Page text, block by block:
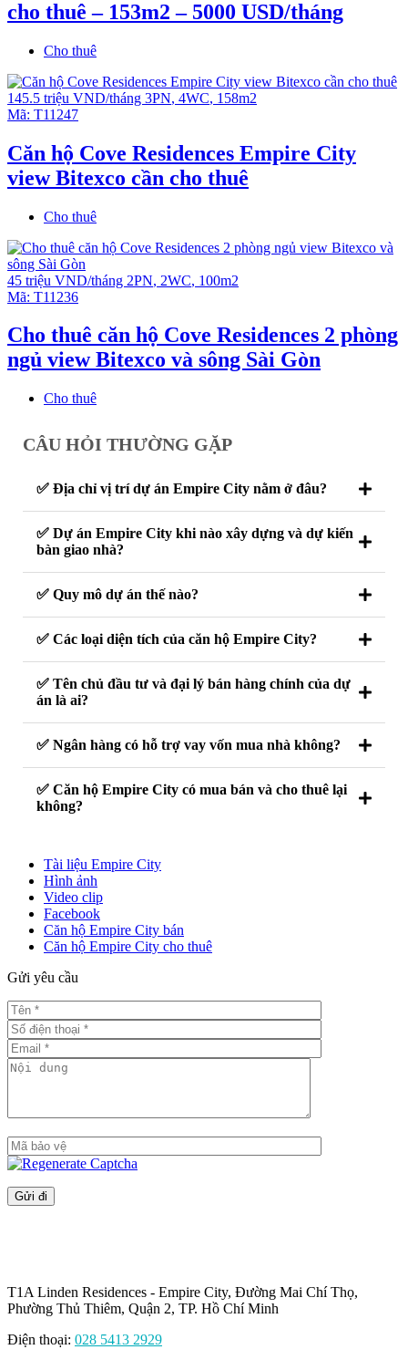
cho thuê – 153m2 – 5000 USD/tháng
Cho thuê
145.5 triệu VND/tháng 3PN, 4WC, 158m2
Mã: T11247
Căn hộ Cove Residences Empire City
view Bitexco cần cho thuê
Cho thuê
45 triệu VND/tháng 2PN, 2WC, 100m2
Mã: T11236
Cho thuê căn hộ Cove Residences 2 phòng
ngủ view Bitexco và sông Sài Gòn
Cho thuê
CÂU HỎI THƯỜNG GẶP
✅ Địa chỉ vị trí dự án Empire City nằm ở đâu?
✅ Dự án Empire City khi nào xây dựng và dự kiến
bàn giao nhà?
✅ Quy mô dự án thế nào?
✅ Các loại diện tích của căn hộ Empire City?
✅ Tên chủ đầu tư và đại lý bán hàng chính của dự
án là ai?
✅ Ngân hàng có hỗ trợ vay vốn mua nhà không?
✅ Căn hộ Empire City có mua bán và cho thuê lại
không?
Tài liệu Empire City
Hình ảnh
Video clip
Facebook
Căn hộ Empire City bán
Căn hộ Empire City cho thuê
Gửi yêu cầu
T1A Linden Residences - Empire City, Đường Mai Chí Thọ,
Phường Thủ Thiêm, Quận 2, TP. Hồ Chí Minh
Điện thoại: 028 5413 2929